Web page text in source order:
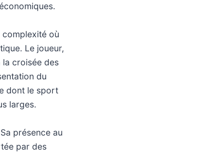
complexité où
Le joueur,
la croisée des
du
dont le sport
larges.
présence au
par des